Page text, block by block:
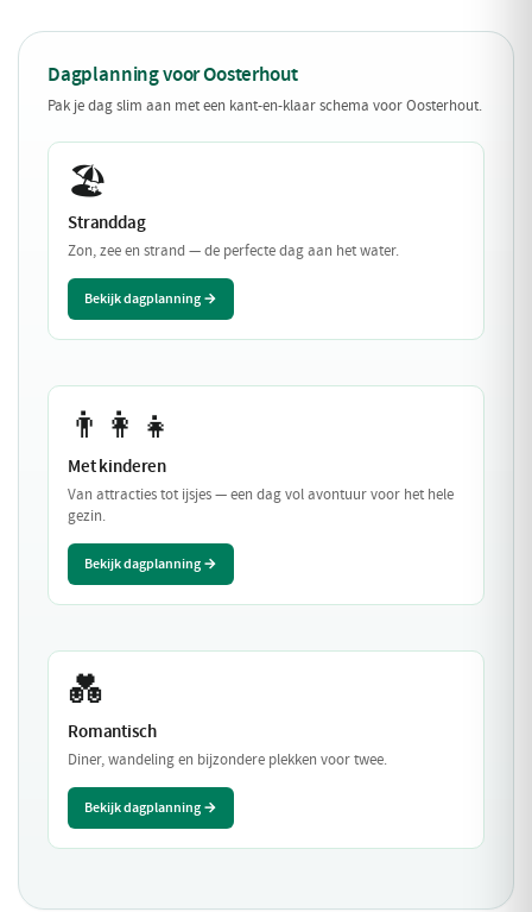
Dagplanning voor Oosterhout
Pak je dag slim aan met een kant-en-klaar schema voor Oosterhout.
🏖️
Stranddag
Zon, zee en strand — de perfecte dag aan het water.
Bekijk dagplanning →
👨‍👩‍👧
Met kinderen
Van attracties tot ijsjes — een dag vol avontuur voor het hele
gezin.
Bekijk dagplanning →
💑
Romantisch
Diner, wandeling en bijzondere plekken voor twee.
Bekijk dagplanning →